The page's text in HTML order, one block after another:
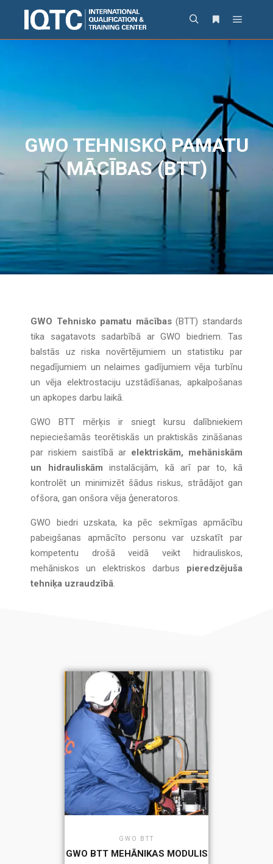
GWO TEHNISKO PAMATU
MĀCĪBAS (BTT)
GWO Tehnisko pamatu mācības(BTT) standards
tika sagatavots sadarbībā ar GWO biedriem. Tas
balstās uz riska novērtējumiem un statistiku par
negadījumiem un nelaimes gadījumiem vēja turbīnu
un vēja elektrostaciju uzstādīšanas, apkalpošanas
un apkopes darbu laikā.
GWO BTT mērķis ir sniegt kursu dalībniekiem
nepieciešamās teorētiskās un praktiskās zināšanas
par riskiem saistībā ar elektriskām, mehāniskām
un hidrauliskām instalācijām, kā arī par to, kā
kontrolēt un minimizēt šādus riskus, strādājot gan
ofšora, gan onšora vēja ģeneratoros.
GWO biedri uzskata, ka pēc sekmīgas apmācību
pabeigšanas apmācīto personu var uzskatīt par
kompetentu drošā veidā veikt hidrauliskos,
mehāniskos un elektriskos darbus pieredzējuša
tehniķa uzraudzībā.
GWO BTT
GWO BTT MEHĀNIKAS MODULIS